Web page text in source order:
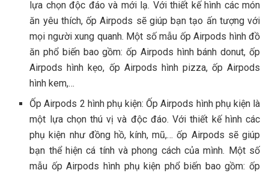
lựa chọn độc đáo và mới lạ. Với thiết kế hình các món
ăn yêu thích, ốp Airpods sẽ giúp bạn tạo ấn tượng với
mọi người xung quanh. Một số mẫu ốp Airpods hình đồ
ăn phổ biến bao gồm: ốp Airpods hình bánh donut, ốp
Airpods hình kẹo, ốp Airpods hình pizza, ốp Airpods
hình kem,…
Ốp Airpods 2 hình phụ kiện: Ốp Airpods hình phụ kiện là
một lựa chọn thú vị và độc đáo. Với thiết kế hình các
phụ kiện như đồng hồ, kính, mũ,… ốp Airpods sẽ giúp
bạn thể hiện cá tính và phong cách của mình. Một số
mẫu ốp Airpods hình phụ kiện phổ biến bao gồm: ốp